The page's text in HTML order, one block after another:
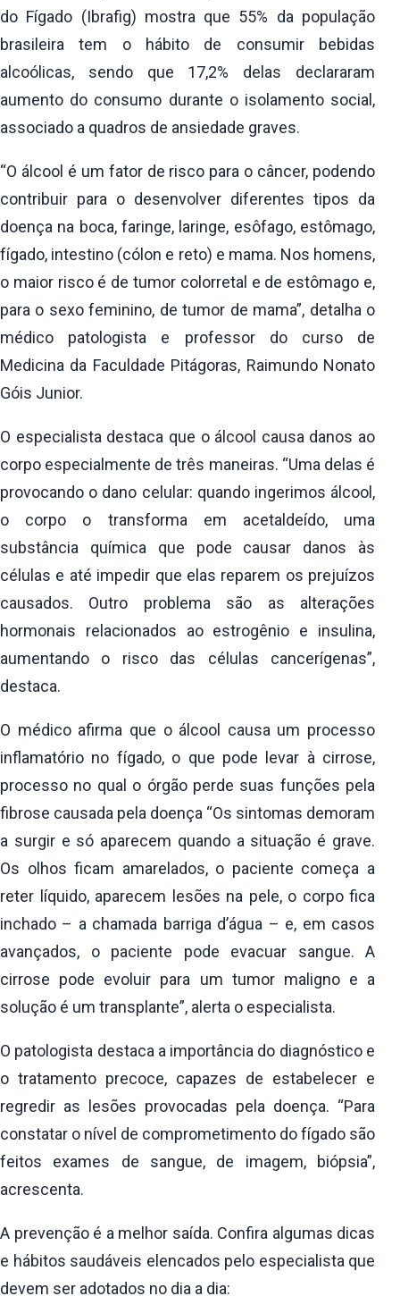
do Fígado (Ibrafig) mostra que 55% da população
brasileira tem o hábito de consumir bebidas
alcoólicas, sendo que 17,2% delas declararam
aumento do consumo durante o isolamento social,
associado a quadros de ansiedade graves.
“O álcool é um fator de risco para o câncer, podendo
contribuir para o desenvolver diferentes tipos da
doença na boca, faringe, laringe, esôfago, estômago,
fígado, intestino (cólon e reto) e mama. Nos homens,
o maior risco é de tumor colorretal e de estômago e,
para o sexo feminino, de tumor de mama”, detalha o
médico patologista e professor do curso de
Medicina da Faculdade Pitágoras, Raimundo Nonato
Góis Junior.
O especialista destaca que o álcool causa danos ao
corpo especialmente de três maneiras. “Uma delas é
provocando o dano celular: quando ingerimos álcool,
o corpo o transforma em acetaldeído, uma
substância química que pode causar danos às
células e até impedir que elas reparem os prejuízos
causados. Outro problema são as alterações
hormonais relacionados ao estrogênio e insulina,
aumentando o risco das células cancerígenas”,
destaca.
O médico afirma que o álcool causa um processo
inflamatório no fígado, o que pode levar à cirrose,
processo no qual o órgão perde suas funções pela
fibrose causada pela doença “Os sintomas demoram
a surgir e só aparecem quando a situação é grave.
Os olhos ficam amarelados, o paciente começa a
reter líquido, aparecem lesões na pele, o corpo fica
inchado – a chamada barriga d’água – e, em casos
avançados, o paciente pode evacuar sangue. A
cirrose pode evoluir para um tumor maligno e a
solução é um transplante”, alerta o especialista.
O patologista destaca a importância do diagnóstico e
o tratamento precoce, capazes de estabelecer e
regredir as lesões provocadas pela doença. “Para
constatar o nível de comprometimento do fígado são
feitos exames de sangue, de imagem, biópsia”,
acrescenta.
A prevenção é a melhor saída. Confira algumas dicas
e hábitos saudáveis elencados pelo especialista que
devem ser adotados no dia a dia: